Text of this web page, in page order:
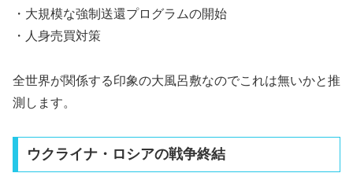
・大規模な強制送還プログラムの開始
・人身売買対策
全世界が関係する印象の大風呂敷なのでこれは無いかと推
測します。
ウクライナ・ロシアの戦争終結